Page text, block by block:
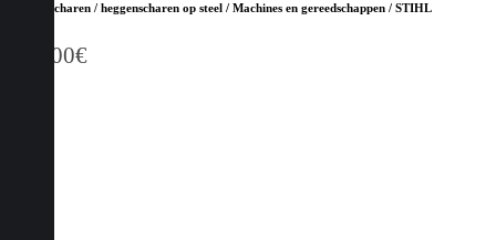
Heggenscharen / heggenscharen op steel / Machines en gereedschappen / STIHL
399,00€